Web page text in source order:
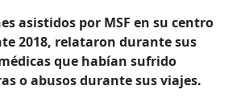
asistidos por MSF en su centro
2018, relataron durante sus
que habían sufrido
o abusos durante sus viajes.